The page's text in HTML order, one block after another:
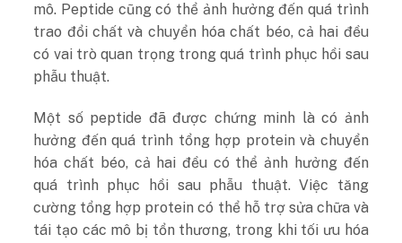
mô. Peptide cũng có thể ảnh hưởng đến quá trình
trao đổi chất và chuyển hóa chất béo, cả hai đều
có vai trò quan trọng trong quá trình phục hồi sau
phẫu thuật.
Một số peptide đã được chứng minh là có ảnh
hưởng đến quá trình tổng hợp protein và chuyển
hóa chất béo, cả hai đều có thể ảnh hưởng đến
quá trình phục hồi sau phẫu thuật. Việc tăng
cường tổng hợp protein có thể hỗ trợ sửa chữa và
tái tạo các mô bị tổn thương, trong khi tối ưu hóa